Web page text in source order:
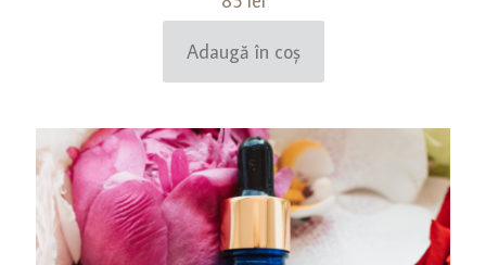
5.00
din 5
Adaugă în coș